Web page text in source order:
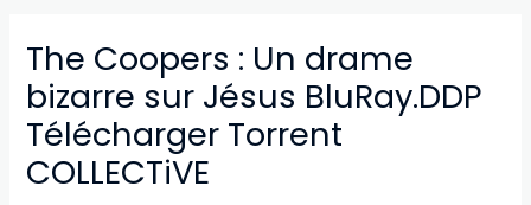
The Coopers : Un drame
bizarre sur Jésus BluRay.DDP
Télécharger Torrent
COLLECTiVE